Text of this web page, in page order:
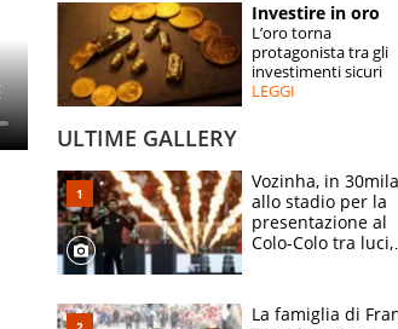
ESPERTI
CONTATTI
Investire in oro
L’oro torna
protagonista tra gli
investimenti sicuri
LEGGI
ULTIME GALLERY
Vozinha, in 30mila
allo stadio per la
presentazione al
Colo-Colo tra luci,
La famiglia di